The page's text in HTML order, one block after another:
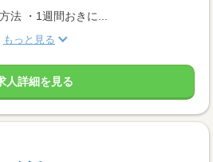
法 ・1週間おきに...
もっと見る
人詳細を見る